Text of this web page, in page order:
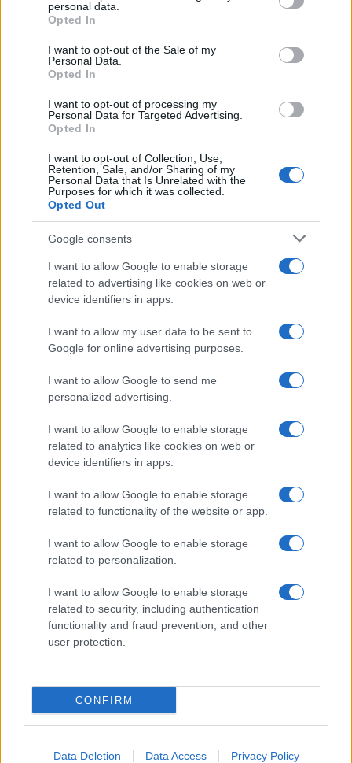
grant or deny consent to Google and its third-party tags to
use your data for below specified purposes in below Google
consent section.
personal data.
Opted In
I want to opt-out of the Sale of my
Personal Data.
Opted In
I want to opt-out of processing my
Personal Data for Targeted Advertising.
Opted In
I want to opt-out of Collection, Use,
Retention, Sale, and/or Sharing of my
Personal Data that Is Unrelated with the
Purposes for which it was collected.
Opted Out
Google consents
I want to allow Google to enable storage
related to advertising like cookies on web or
device identifiers in apps.
I want to allow my user data to be sent to
Google for online advertising purposes.
I want to allow Google to send me
personalized advertising.
I want to allow Google to enable storage
related to analytics like cookies on web or
device identifiers in apps.
I want to allow Google to enable storage
related to functionality of the website or app.
I want to allow Google to enable storage
related to personalization.
I want to allow Google to enable storage
related to security, including authentication
functionality and fraud prevention, and other
user protection.
CONFIRM
Data Deletion Data Access Privacy Policy
Continuez la lecture
NEWS
La guerre des géants de la tech : Apple contre OpenAI
Brent chute de 8,3% : les matières premières corrigent en août
2026
Juliette Bernard · 7 Août 2026